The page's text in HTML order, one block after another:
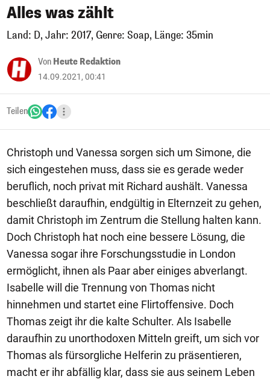
Alles was zählt
Land: D, Jahr: 2017, Genre: Soap, Länge: 35min
Von Heute Redaktion
14.09.2021, 00:41
Teilen
Christoph und Vanessa sorgen sich um Simone, die
sich eingestehen muss, dass sie es gerade weder
beruflich, noch privat mit Richard aushält. Vanessa
beschließt daraufhin, endgültig in Elternzeit zu gehen,
damit Christoph im Zentrum die Stellung halten kann.
Doch Christoph hat noch eine bessere Lösung, die
Vanessa sogar ihre Forschungsstudie in London
ermöglicht, ihnen als Paar aber einiges abverlangt.
Isabelle will die Trennung von Thomas nicht
hinnehmen und startet eine Flirtoffensive. Doch
Thomas zeigt ihr die kalte Schulter. Als Isabelle
daraufhin zu unorthodoxen Mitteln greift, um sich vor
Thomas als fürsorgliche Helferin zu präsentieren,
macht er ihr abfällig klar, dass sie aus seinem Leben